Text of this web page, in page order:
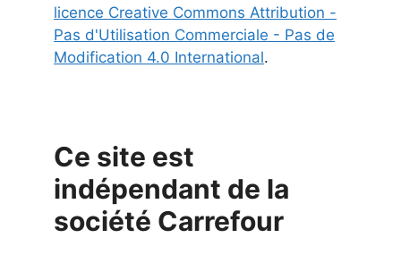
licence Creative Commons Attribution -
Pas d'Utilisation Commerciale - Pas de
Modification 4.0 International.
Ce site est
indépendant de la
société Carrefour